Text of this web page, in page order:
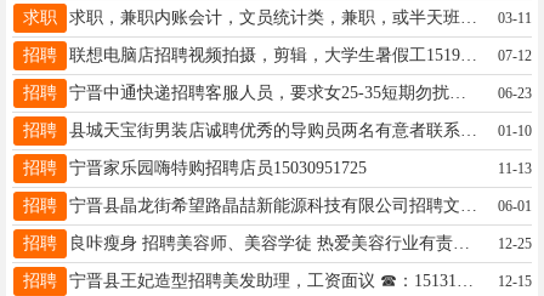
求职 03-11
招聘 联想电脑店招聘视频拍摄，剪辑，大学生暑假工15194905029 07-12
招聘 宁晋中通快递招聘客服人员，要求女25-35短期勿扰会简单电脑操作有意者联系18831943520 06-23
招聘 01-10
招聘 宁晋家乐园嗨特购招聘店员15030951725 11-13
招聘 06-01
招聘 良咔瘦身 招聘美容师、美容学徒 热爱美容行业有责任心 热情开朗沟通能力强 有经验者优先 薪资待遇面议 地址：上城华府B区南门门口 电话： 18733173021 12-25
招聘 12-15